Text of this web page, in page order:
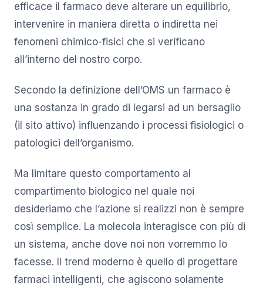
efficace il farmaco deve alterare un equilibrio,
intervenire in maniera diretta o indiretta nei
fenomeni chimico-fisici che si verificano
all’interno del nostro corpo.
Secondo la definizione dell’OMS un farmaco è
una sostanza in grado di legarsi ad un bersaglio
(il sito attivo) influenzando i processi fisiologici o
patologici dell’organismo.
Ma limitare questo comportamento al
compartimento biologico nel quale noi
desideriamo che l’azione si realizzi non è sempre
così semplice. La molecola interagisce con più di
un sistema, anche dove noi non vorremmo lo
facesse. Il trend moderno è quello di progettare
farmaci intelligenti, che agiscono solamente